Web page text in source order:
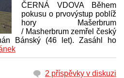
ČERNÁ VDOVA Během
pokusu o prvovýstup poblíž
hory Mašerbrum
/ Masherbrum zemřel český
Bánský (46 let). Zasáhl ho
2 příspěvky v diskuzi